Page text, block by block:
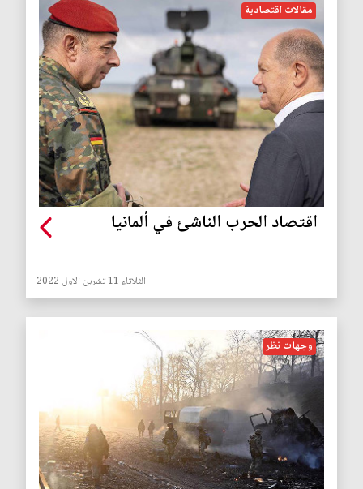
مقالات اقتصادية
اقتصاد الحرب الناشئ في ألمانيا
الثلاثاء 11 تشرين الاول 2022
وجهات نظر